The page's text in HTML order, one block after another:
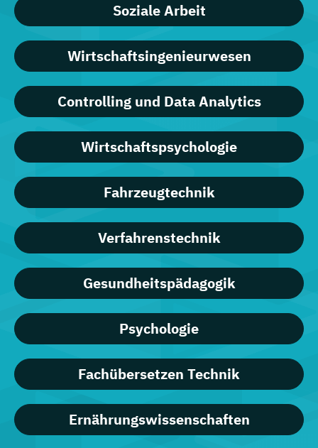
Soziale Arbeit
Wirtschaftsingenieurwesen
Controlling und Data Analytics
Wirtschaftspsychologie
Fahrzeugtechnik
Verfahrenstechnik
Gesundheitspädagogik
Psychologie
Fachübersetzen Technik
Ernährungswissenschaften